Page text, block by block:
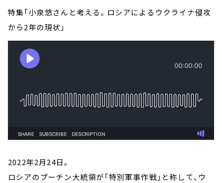
特集「小泉悠さんと考える。ロシアによるウクライナ侵攻
から2年の現状」
2022年2月24日。
ロシアのプーチン大統領が「特別軍事作戦」と称して、ウ